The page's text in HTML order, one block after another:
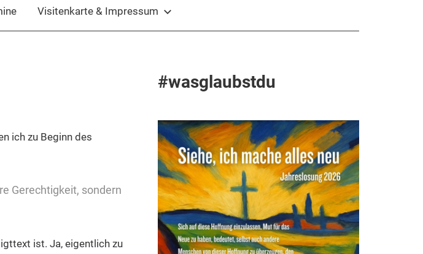
Visitenkarte & Impressum
ich zu Beginn des
Gerechtigkeit, sondern
ist. Ja, eigentlich zu
#wasglaubstdu